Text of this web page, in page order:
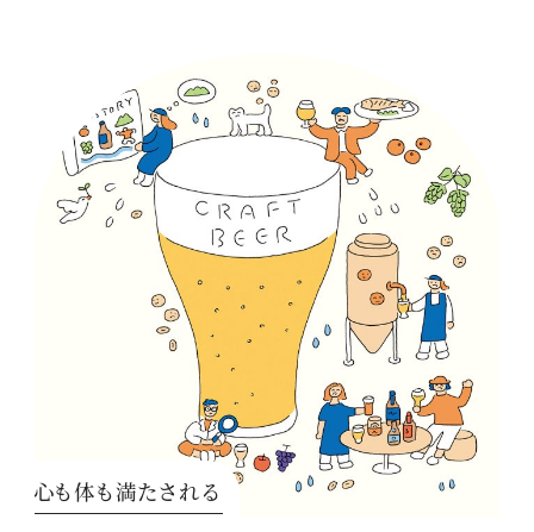
心も体も満たされる